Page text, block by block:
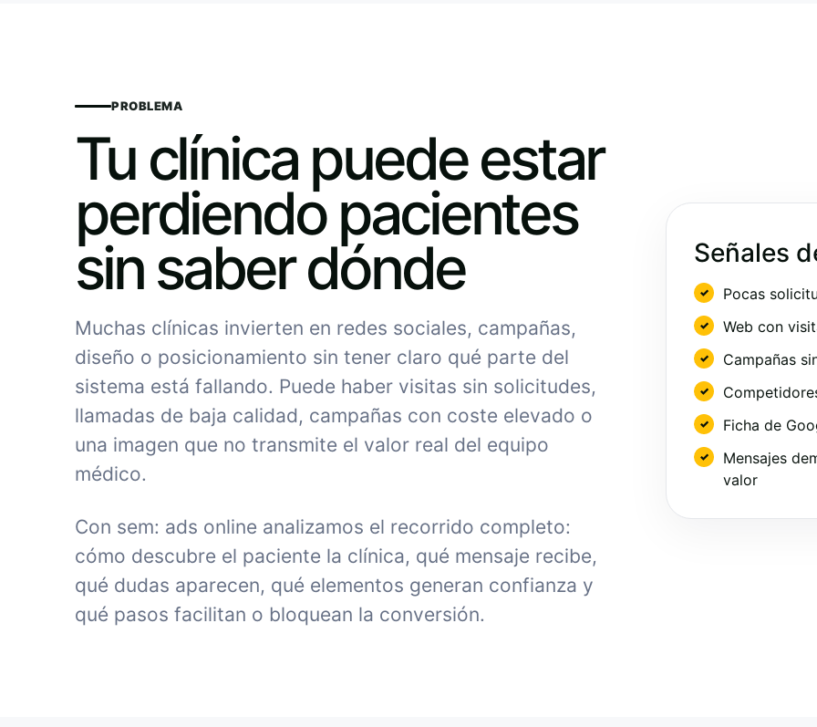
PROBLEMA
Tu clínica puede estar
perdiendo pacientes
sin saber dónde
Muchas clínicas invierten en redes sociales, campañas,
diseño o posicionamiento sin tener claro qué parte del
sistema está fallando. Puede haber visitas sin solicitudes,
llamadas de baja calidad, campañas con coste elevado o
una imagen que no transmite el valor real del equipo
médico.
Con sem: ads online analizamos el recorrido completo:
cómo descubre el paciente la clínica, qué mensaje recibe,
qué dudas aparecen, qué elementos generan confianza y
qué pasos facilitan o bloquean la conversión.
Señales
Pocas
Web con
Campañas
Ficha de
Mensajes
valor